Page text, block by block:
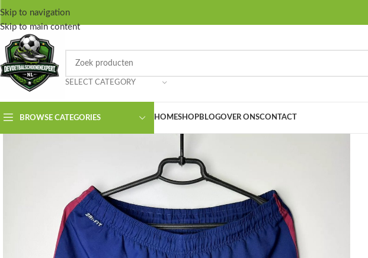
Skip to navigation
Skip to main content
SELECT CATEGORY
BROWSE CATEGORIES HOMESHOPBLOGOVER ONSCONTACT